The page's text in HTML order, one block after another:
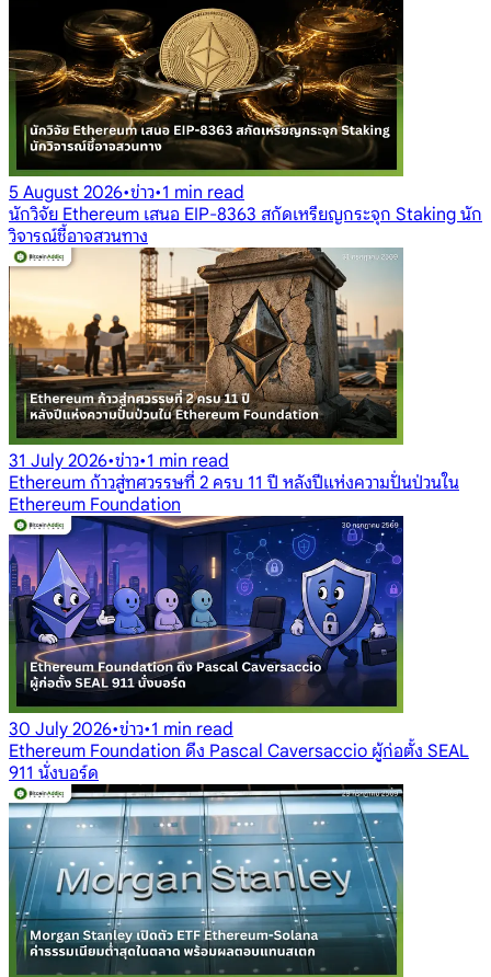
5 August 2026•ข่าว•1 min read
นักวิจัย Ethereum เสนอ EIP-8363 สกัดเหรียญกระจุก Staking นัก
วิจารณ์ชี้อาจสวนทาง
31 July 2026•ข่าว•1 min read
Ethereum ก้าวสู่ทศวรรษที่ 2 ครบ 11 ปี หลังปีแห่งความปั่นป่วนใน
Ethereum Foundation
30 July 2026•ข่าว•1 min read
Ethereum Foundation ดึง Pascal Caversaccio ผู้ก่อตั้ง SEAL
911 นั่งบอร์ด